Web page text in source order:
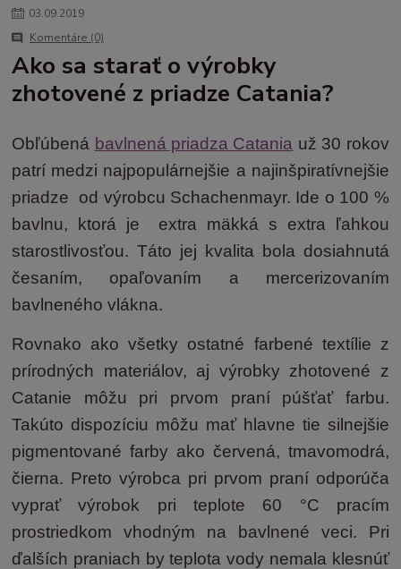
03.09.2019
Komentáre (0)
Ako sa starať o výrobky
zhotovené z priadze Catania?
Obľúbená bavlnená priadza Catania už 30 rokov
patrí medzi najpopulárnejšie a najinšpiratívnejšie
priadze od výrobcu Schachenmayr. Ide o 100 %
bavlnu, ktorá je
extra mäkká s extra ľahkou
starostlivosťou. Táto jej kvalita bola dosiahnutá
česaním, opaľovaním a mercerizovaním
bavlneného vlákna.
Rovnako ako všetky ostatné farbené textílie z
prírodných materiálov, aj výrobky zhotovené z
Catanie môžu pri prvom praní púšťať farbu.
Takúto dispozíciu môžu mať hlavne tie silnejšie
pigmentované farby ako červená, tmavomodrá,
čierna. Preto výrobca pri prvom praní odporúča
vyprať výrobok pri teplote 60 °C pracím
prostriedkom vhodným na bavlnené veci. Pri
ďalších praniach by teplota vody nemala klesnúť